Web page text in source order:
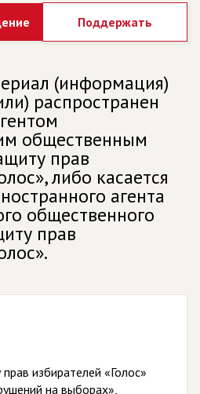
Поддержать
(информация)
распространен
общественным
прав
либо касается
агента
общественного
прав
избирателей «Голос»
на выборах»,